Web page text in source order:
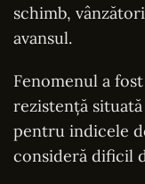
schimb,
avansul.
Fenomenul a
rezistență
pentru indicele
consideră dificil